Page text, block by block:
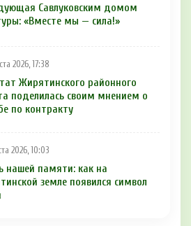
Савлуковским домом
«Вместе мы — сила!»
2026, 17:38
Жирятинского районного
поделилась своим мнением о
по контракту
2026, 10:03
нашей памяти: как на
земле появился символ